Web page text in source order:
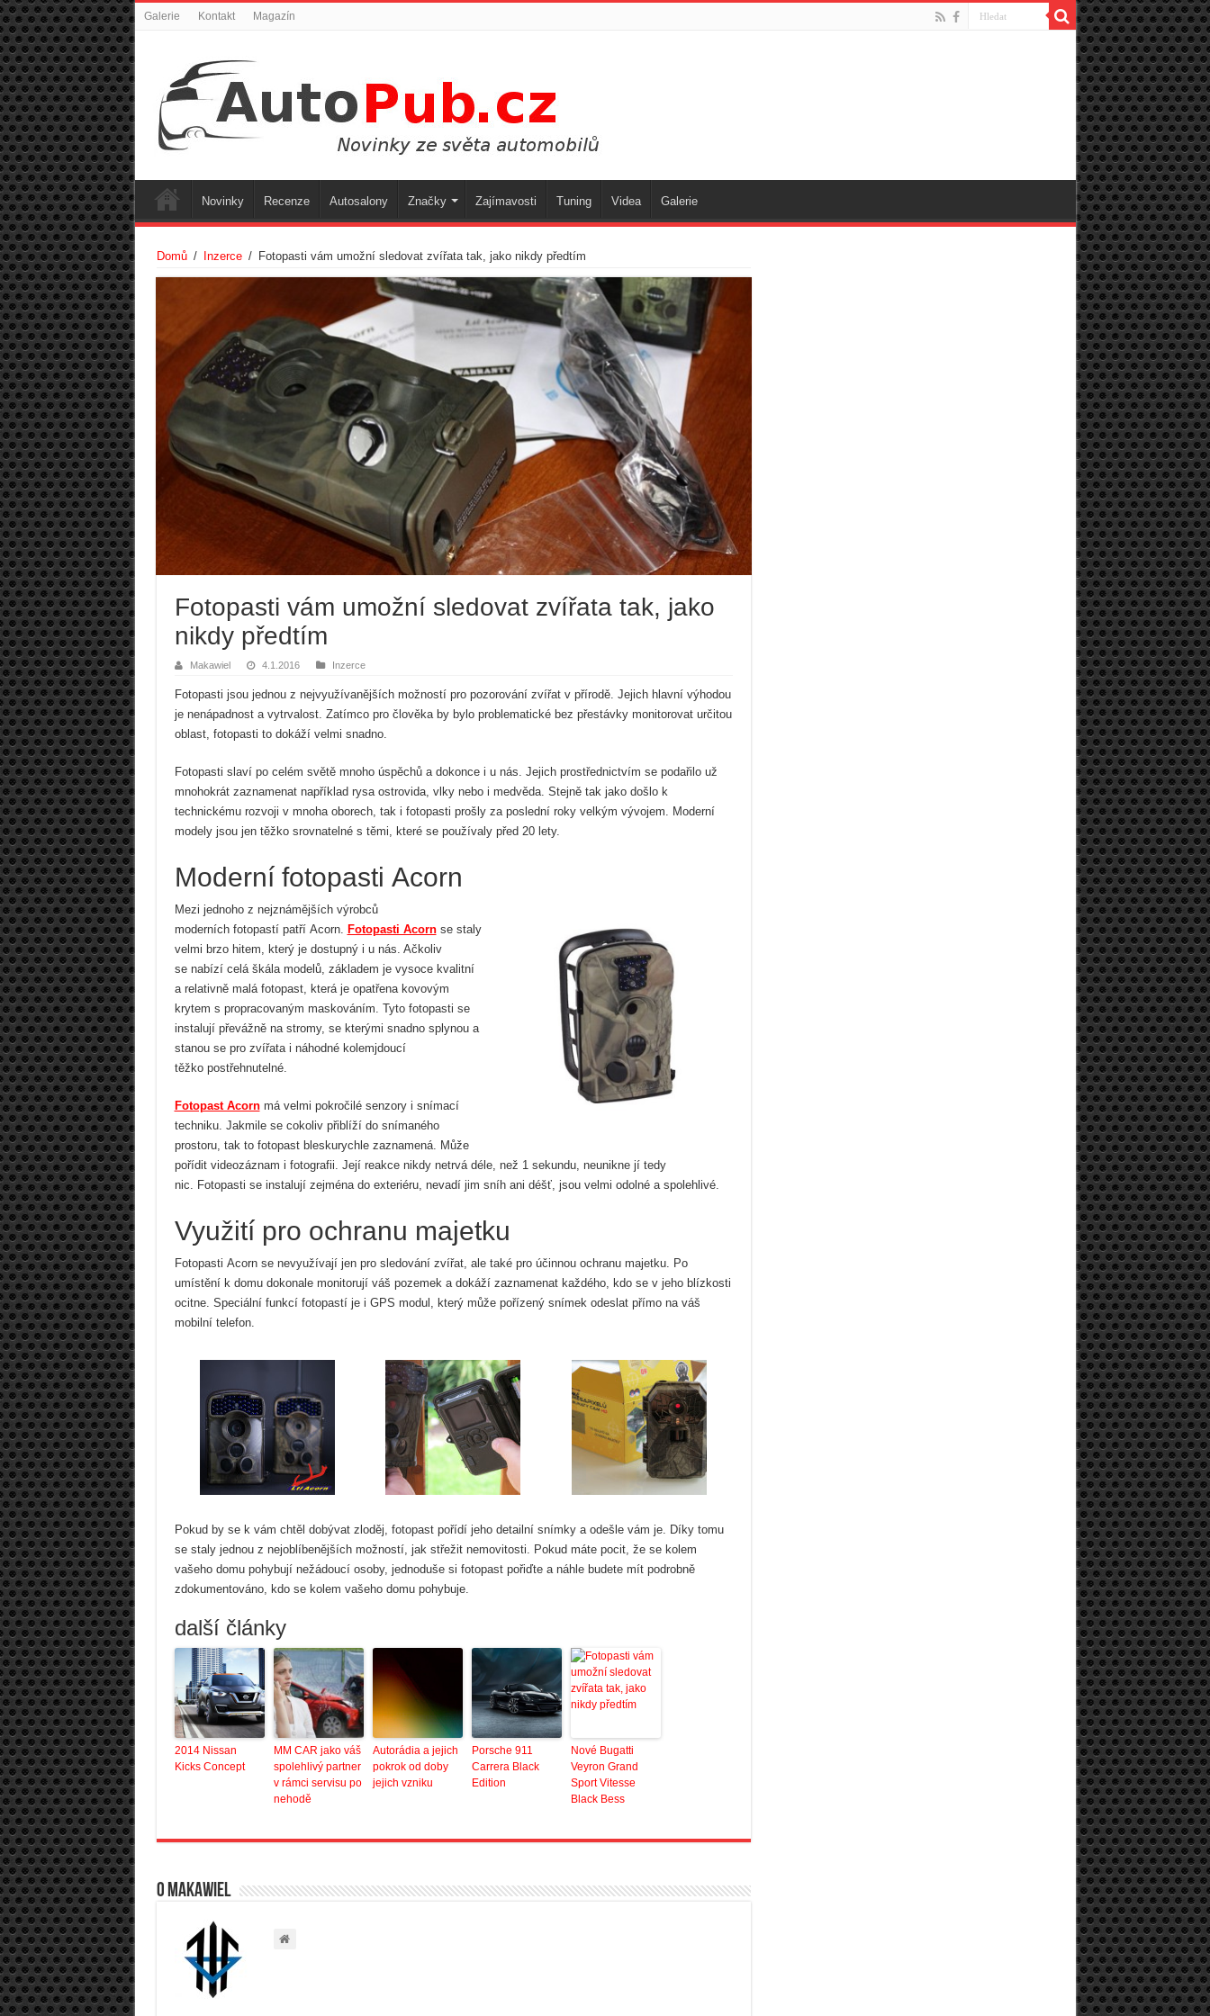
Galerie Kontakt Magazín
Novinky Recenze Autosalony Značky Zajímavosti Tuning Videa Galerie
Domů / Inzerce / Fotopasti vám umožní sledovat zvířata tak, jako nikdy předtím
Fotopasti vám umožní sledovat zvířata tak, jako
nikdy předtím
Makawiel 4.1.2016 Inzerce
Fotopasti jsou jednou z nejvyužívanějších možností pro pozorování zvířat v přírodě. Jejich hlavní výhodou
je nenápadnost a vytrvalost. Zatímco pro člověka by bylo problematické bez přestávky monitorovat určitou
oblast, fotopasti to dokáží velmi snadno.
Fotopasti slaví po celém světě mnoho úspěchů a dokonce i u nás. Jejich prostřednictvím se podařilo už
mnohokrát zaznamenat například rysa ostrovida, vlky nebo i medvěda. Stejně tak jako došlo k
technickému rozvoji v mnoha oborech, tak i fotopasti prošly za poslední roky velkým vývojem. Moderní
modely jsou jen těžko srovnatelné s těmi, které se používaly před 20 lety.
Moderní fotopasti Acorn
Mezi jednoho z nejznámějších výrobců
moderních fotopastí patří Acorn. Fotopasti Acornse staly
velmi brzo hitem, který je dostupný i u nás. Ačkoliv
se nabízí celá škála modelů, základem je vysoce kvalitní
a relativně malá fotopast, která je opatřena kovovým
krytem s propracovaným maskováním. Tyto fotopasti se
instalují převážně na stromy, se kterými snadno splynou a
stanou se pro zvířata i náhodné kolemjdoucí
těžko postřehnutelné.
Fotopast Acornmá velmi pokročilé senzory i snímací
techniku. Jakmile se cokoliv přiblíží do snímaného
prostoru, tak to fotopast bleskurychle zaznamená. Může
pořídit videozáznam i fotografii. Její reakce nikdy netrvá déle, než 1 sekundu, neunikne jí tedy
nic. Fotopasti se instalují zejména do exteriéru, nevadí jim sníh ani déšť, jsou velmi odolné a spolehlivé.
Využití pro ochranu majetku
Fotopasti Acorn se nevyužívají jen pro sledování zvířat, ale také pro účinnou ochranu majetku. Po
umístění k domu dokonale monitorují váš pozemek a dokáží zaznamenat každého, kdo se v jeho blízkosti
ocitne. Speciální funkcí fotopastí je i GPS modul, který může pořízený snímek odeslat přímo na váš
mobilní telefon.
Pokud by se k vám chtěl dobývat zloděj, fotopast pořídí jeho detailní snímky a odešle vám je. Díky tomu
se staly jednou z nejoblíbenějších možností, jak střežit nemovitosti. Pokud máte pocit, že se kolem
vašeho domu pohybují nežádoucí osoby, jednoduše si fotopast pořiďte a náhle budete mít podrobně
zdokumentováno, kdo se kolem vašeho domu pohybuje.
další články
2014 Nissan
Kicks Concept
MM CAR jako váš
spolehlivý partner
v rámci servisu po
nehodě
Autorádia a jejich
pokrok od doby
jejich vzniku
Porsche 911
Carrera Black
Edition
Nové Bugatti
Veyron Grand
Sport Vitesse
Black Bess
O Makawiel